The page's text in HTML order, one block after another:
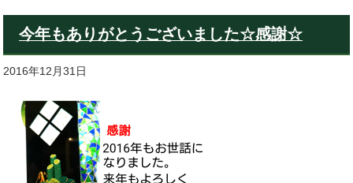
今年もありがとうございました☆感謝☆
2016年12月31日